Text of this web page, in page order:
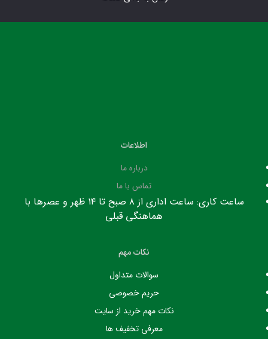
اطلاعات
درباره ما
تماس با ما
ساعت کاری: ساعت اداری از ۸ صبح تا ۱۴ ظهر و عصرها با
هماهنگی قبلی
نکات مهم
سوالات متداول
حریم خصوصی
نکات مهم خرید از سایت
معرفی تخفیف ها